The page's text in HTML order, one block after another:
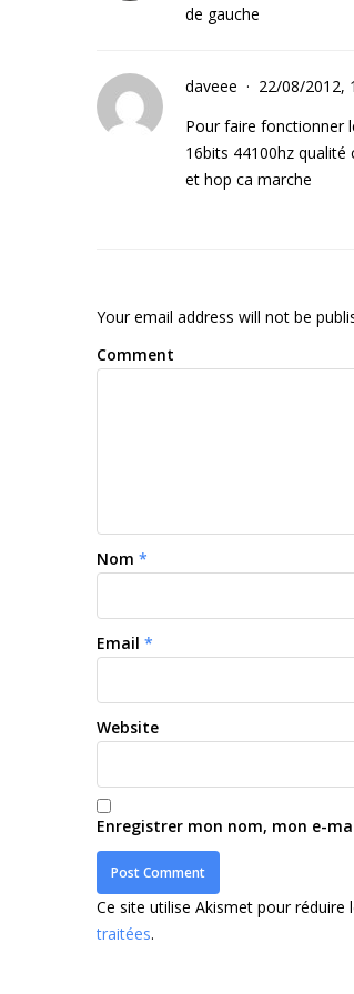
de gauche
daveee
22/08/2012,
Pour faire fonctionner
16bits 44100hz qualité
et hop ca marche
Your email address will not be
Comment
Nom *
Email *
Website
Enregistrer mon nom, mon e-
Ce site utilise Akismet pour réduire
traitées.